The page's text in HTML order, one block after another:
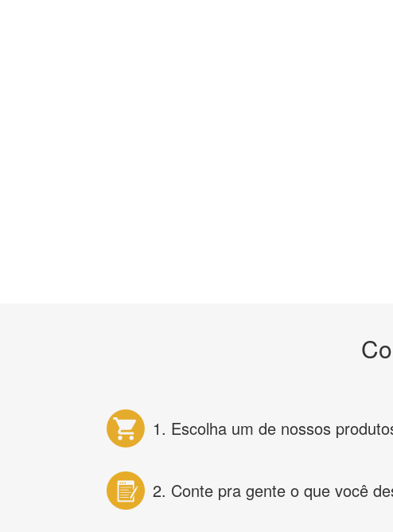
1. Escolha um de nossos
2. Conte pra gente o que você